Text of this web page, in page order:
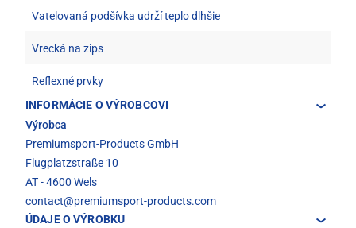
Vatelovaná podšívka udrží teplo dlhšie
Vrecká na zips
Reflexné prvky
INFORMÁCIE O VÝROBCOVI
Výrobca
Premiumsport-Products GmbH
Flugplatzstraße 10
AT - 4600 Wels
contact@premiumsport-products.com
ÚDAJE O VÝROBKU